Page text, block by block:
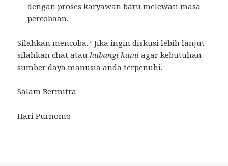
dengan proses karyawan baru melewati masa
percobaan.
Silahkan mencoba..! Jika ingin diskusi lebih lanjut
silahkan chat atau hubungi kami agar kebutuhan
sumber daya manusia anda terpenuhi.
Salam Bermitra
Hari Purnomo